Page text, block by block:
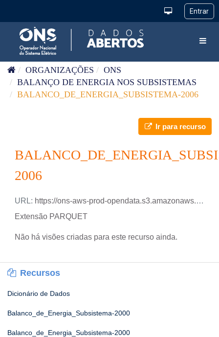
ORGANIZAÇÕES
ONS
BALANÇO DE ENERGIA NOS SUBSISTEMAS
BALANCO_DE_ENERGIA_SUBSISTEMA-2006
Ir para recurso
2006
URL: https://ons-aws-prod-opendata.s3.amazonaws.com/dataset/balanco_energia_subsistema_ho/BALANCO_ENERGIA_SUBSISTEMA_2006.parquet
Extensão PARQUET
Não há visões criadas para este recurso ainda.
Recursos
Dicionário de Dados
Balanco_de_Energia_Subsistema-2000
Balanco_de_Energia_Subsistema-2000